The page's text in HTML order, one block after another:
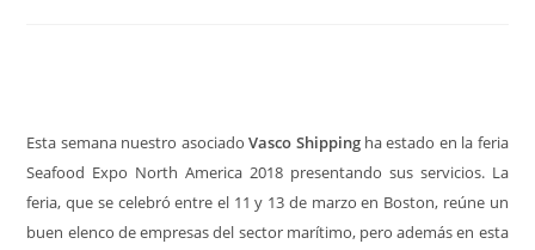
Esta semana nuestro asociado Vasco Shippingha estado en la feria
Seafood Expo North America 2018 presentando sus servicios. La
feria, que se celebró entre el 11 y 13 de marzo en Boston, reúne un
buen elenco de empresas del sector marítimo, pero además en esta